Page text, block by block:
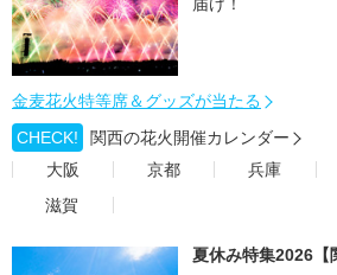
金麦花火特等席＆グッズが当たる
CHECK!
関西の花火開催カレンダー
大阪
京都 兵庫
滋賀
夏休み特集2026【